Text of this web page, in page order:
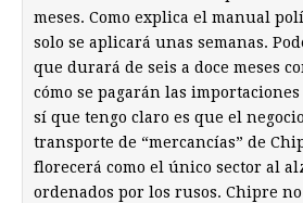
meses. Como explica el manual
solo se aplicará unas semanas.
que durará de seis a doce meses
cómo se pagarán las
sí que tengo claro es que el
transporte de “mercancías” de
florecerá como el único sector al
ordenados por los rusos. Chipre